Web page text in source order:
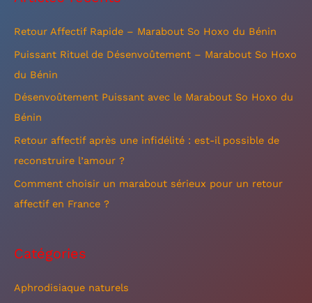
h
e
:
Retour Affectif Rapide – Marabout So Hoxo du Bénin
Puissant Rituel de Désenvoûtement – Marabout So Hoxo
du Bénin
Désenvoûtement Puissant avec le Marabout So Hoxo du
Bénin
Retour affectif après une infidélité : est-il possible de
reconstruire l’amour ?
Comment choisir un marabout sérieux pour un retour
affectif en France ?
Catégories
Aphrodisiaque naturels